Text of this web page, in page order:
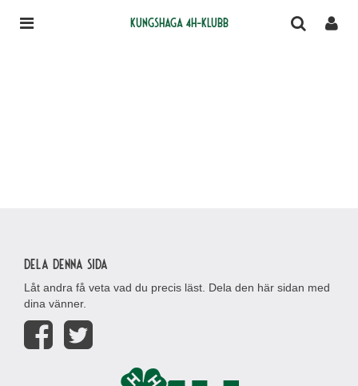
Kungshaga 4H-klubb
Dela denna sida
Låt andra få veta vad du precis läst. Dela den här sidan med
dina vänner.